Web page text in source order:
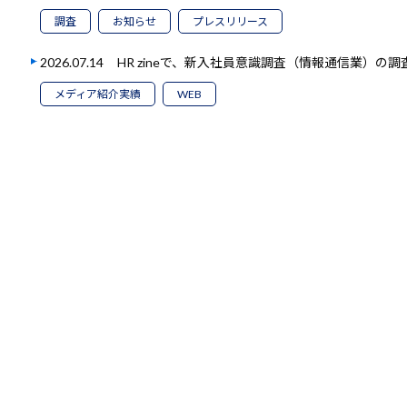
調査 お知らせ プレスリリース
2026.07.14 HR zineで、新入社員意識調査（情報通信業）の
メディア紹介実績 WEB